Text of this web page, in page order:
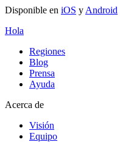
Disponible en iOS y Android
Hola
Regiones
Blog
Prensa
Ayuda
Acerca de
Visión
Equipo